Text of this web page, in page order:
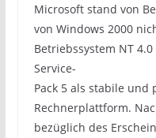
Microsoft stand von
von Windows 2000
Betriebssystem NT
Service-
Pack 5 als stabile und
Rechnerplattform.
bezüglich des